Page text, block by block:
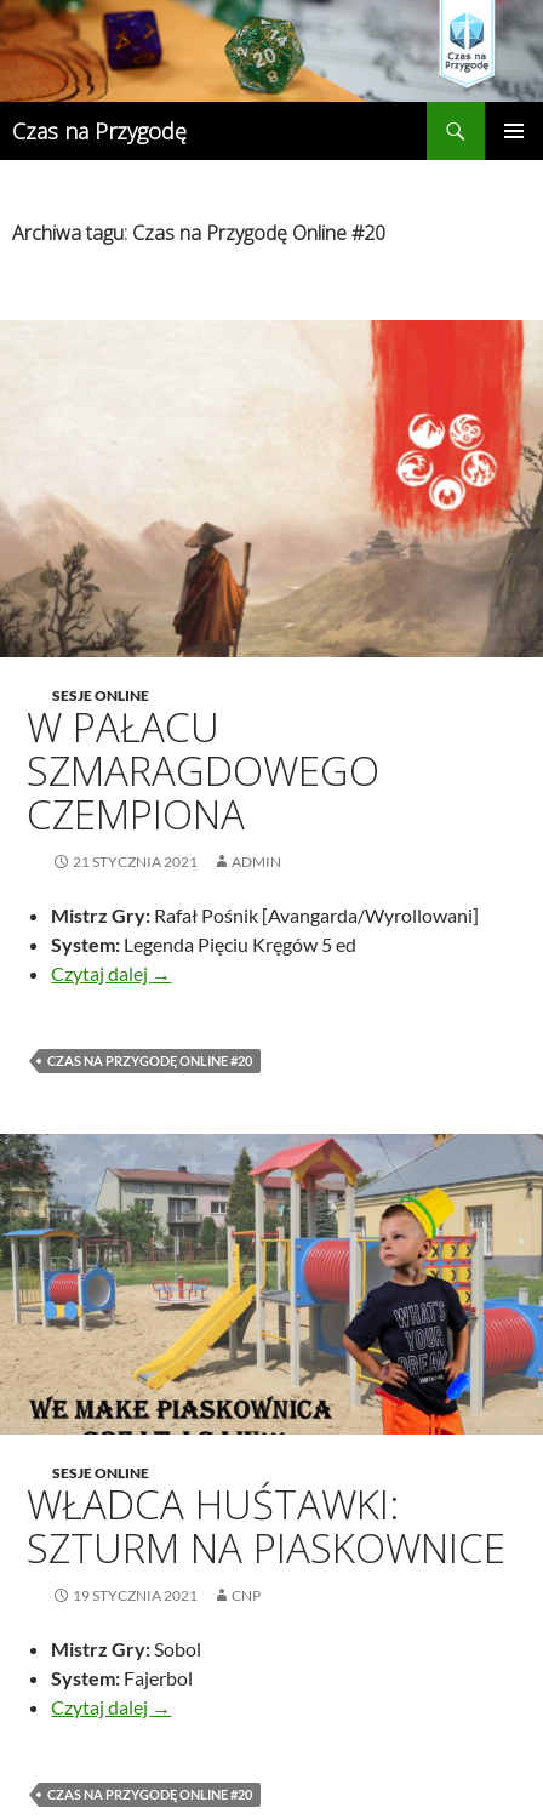
Przejdź
do
treści
Czas na Przygodę
Archiwa tagu: Czas na Przygodę Online #20
SESJE ONLINE
W PAŁACU
SZMARAGDOWEGO
CZEMPIONA
21 STYCZNIA 2021 ADMIN
Mistrz Gry: Rafał Pośnik [Avangarda/Wyrollowani]
System: Legenda Pięciu Kręgów 5 ed
Czytaj dalej W pałacu Szmaragdowego Czempiona
→
CZAS NA PRZYGODĘ ONLINE #20
SESJE ONLINE
WŁADCA HUŚTAWKI:
SZTURM NA PIASKOWNICE
19 STYCZNIA 2021 CNP
Mistrz Gry:Sobol
System: Fajerbol
Czytaj dalej Władca Huśtawki: Szturm na Piaskownice
→
CZAS NA PRZYGODĘ ONLINE #20